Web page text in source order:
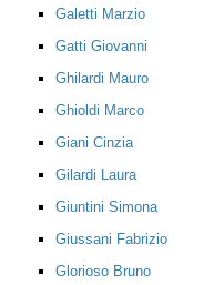
Galetti Marzio
Gatti Giovanni
Ghilardi Mauro
Ghioldi Marco
Giani Cinzia
Gilardi Laura
Giuntini Simona
Giussani Fabrizio
Glorioso Bruno